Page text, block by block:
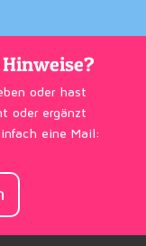
oder hast
oder ergänzt
eine Mail: